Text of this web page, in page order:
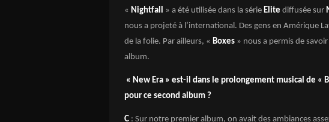
« Nightfall » a été utilisée dans la série Elite diffusée sur
nous a projeté à l’international. Des gens en Amérique
de la folie. Par ailleurs, « Boxes » nous a permis de
album.
« New Era » est-il dans le prolongement musical de «
pour ce second album ?
C : Sur notre premier album, on avait des ambiances